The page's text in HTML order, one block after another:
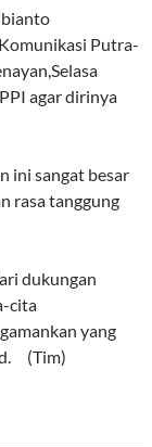
Putra-
agar dirinya
ini sangat besar
rasa tanggung
dukungan
cita
yang
(Tim)